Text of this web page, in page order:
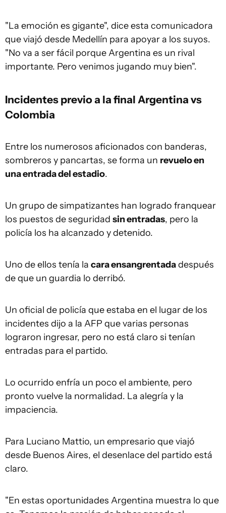
"La emoción es gigante", dice esta comunicadora
que viajó desde Medellín para apoyar a los suyos.
"No va a ser fácil porque Argentina es un rival
importante. Pero venimos jugando muy bien".
Incidentes previo a la final Argentina vs
Colombia
Entre los numerosos aficionados con banderas,
sombreros y pancartas, se forma un revuelo en
una entrada del estadio.
Un grupo de simpatizantes han logrado franquear
los puestos de seguridad sin entradas, pero la
policía los ha alcanzado y detenido.
Uno de ellos tenía la cara ensangrentadadespués
de que un guardia lo derribó.
Un oficial de policía que estaba en el lugar de los
incidentes dijo a la AFP que varias personas
lograron ingresar, pero no está claro si tenían
entradas para el partido.
Lo ocurrido enfría un poco el ambiente, pero
pronto vuelve la normalidad. La alegría y la
impaciencia.
Para Luciano Mattio, un empresario que viajó
desde Buenos Aires, el desenlace del partido está
claro.
"En estas oportunidades Argentina muestra lo que